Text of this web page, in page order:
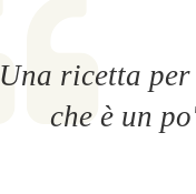
Una ricetta per
che è un